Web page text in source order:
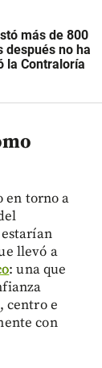
más de 800
después no ha
la Contraloría
en torno a
llevó a
: una que
centro e
con